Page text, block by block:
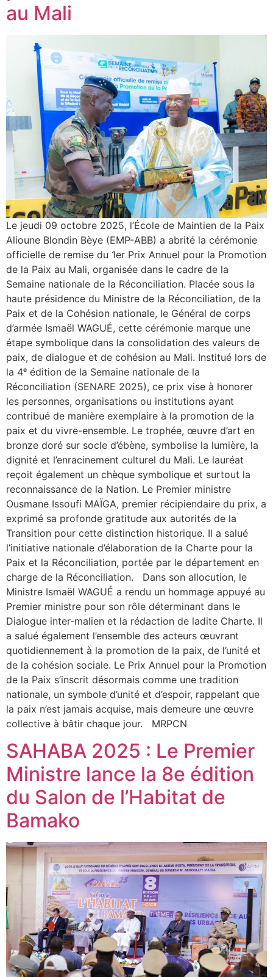
au Mali
Le jeudi 09 octobre 2025, l’École de Maintien de la Paix
Alioune Blondin Bèye (EMP-ABB) a abrité la cérémonie
officielle de remise du 1er Prix Annuel pour la Promotion
de la Paix au Mali, organisée dans le cadre de la
Semaine nationale de la Réconciliation. Placée sous la
haute présidence du Ministre de la Réconciliation, de la
Paix et de la Cohésion nationale, le Général de corps
d’armée Ismaël WAGUÉ, cette cérémonie marque une
étape symbolique dans la consolidation des valeurs de
paix, de dialogue et de cohésion au Mali. Institué lors de
la 4ᵉ édition de la Semaine nationale de la
Réconciliation (SENARE 2025), ce prix vise à honorer
les personnes, organisations ou institutions ayant
contribué de manière exemplaire à la promotion de la
paix et du vivre-ensemble. Le trophée, œuvre d’art en
bronze doré sur socle d’ébène, symbolise la lumière, la
dignité et l’enracinement culturel du Mali. Le lauréat
reçoit également un chèque symbolique et surtout la
reconnaissance de la Nation. Le Premier ministre
Ousmane Issoufi MAÏGA, premier récipiendaire du prix, a
exprimé sa profonde gratitude aux autorités de la
Transition pour cette distinction historique. Il a salué
l’initiative nationale d’élaboration de la Charte pour la
Paix et la Réconciliation, portée par le département en
charge de la Réconciliation. Dans son allocution, le
Ministre Ismaël WAGUÉ a rendu un hommage appuyé au
Premier ministre pour son rôle déterminant dans le
Dialogue inter-malien et la rédaction de ladite Charte. Il
a salué également l’ensemble des acteurs œuvrant
quotidiennement à la promotion de la paix, de l’unité et
de la cohésion sociale. Le Prix Annuel pour la Promotion
de la Paix s’inscrit désormais comme une tradition
nationale, un symbole d’unité et d’espoir, rappelant que
la paix n’est jamais acquise, mais demeure une œuvre
collective à bâtir chaque jour. MRPCN
SAHABA 2025 : Le Premier
Ministre lance la 8e édition
du Salon de l’Habitat de
Bamako